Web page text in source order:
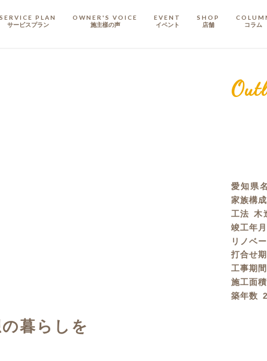
SERVICE PLAN
サービスプラン
店舗リノベーション
OWNER'S VOICE
施主樣の声
EVENT
イベント
SHOP
店舗 コラム
暮らしを
愛知県
家族構成
工法 木
竣工年月
リノベ
打合せ
工事期間
施工面積
築年数